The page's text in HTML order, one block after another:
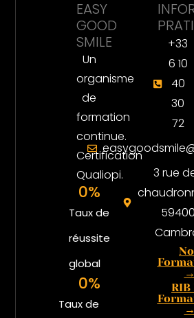
EASY
GOOD
SMILE
Un
organisme
de
formation
continue.
Certification
Qualiopi.
Taux de
réussite
global
0%
Taux de
0%
+33
6 10
40
30
72
3 rue
59400
→
RIB
→